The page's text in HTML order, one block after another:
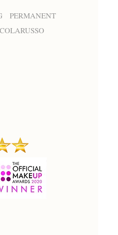
PERMANENT